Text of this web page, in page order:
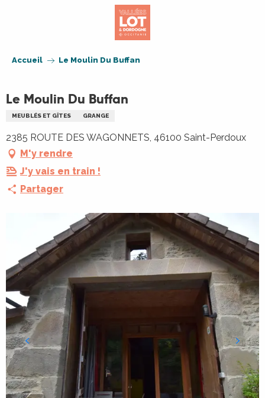
Accueil Le Moulin Du Buffan
Le Moulin Du Buffan
MEUBLÉS ET GÎTES GRANGE
2385 ROUTE DES WAGONNETS, 46100 Saint-Perdoux
M'y rendre
J'y vais en train !
Partager